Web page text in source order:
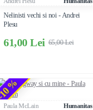
Nelinisti vechi si noi - Andrei
Plesu
61,00 Lei 65,00 Lei
%
Paula McLain
Humanitas